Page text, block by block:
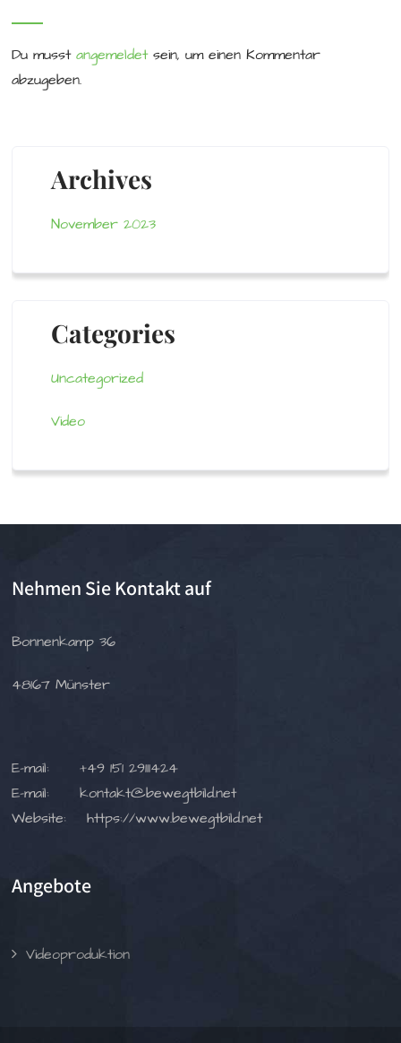
Du musstangemeldetsein, um einen Kommentar
abzugeben.
Archives
November 2023
Categories
Uncategorized
Video
Nehmen Sie Kontakt auf
Bonnenkamp 36
48167 Münster
E-mail:
+49 151 29111424
E-mail:
kontakt@bewegtbild.net
Website:
https://www.bewegtbild.net
Angebote
Videoproduktion